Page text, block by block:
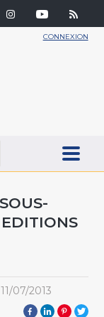
CONNEXION
11/07/2013